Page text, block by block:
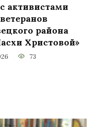
активистами
района
Христовой»
73